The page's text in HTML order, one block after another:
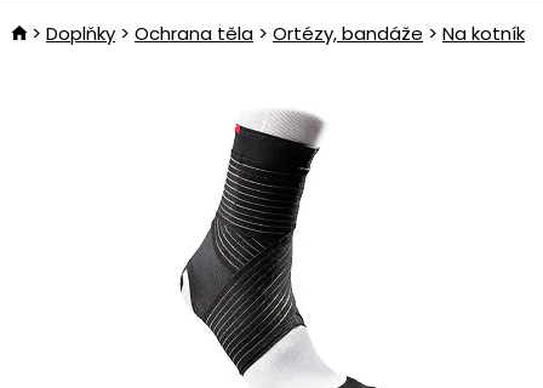
Doplňky Ochrana těla Ortézy, bandáže Na kotník